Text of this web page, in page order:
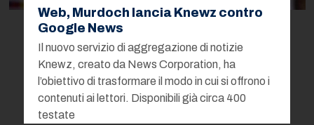
Web, Murdoch lancia Knewz contro
Google News
Il nuovo servizio di aggregazione di notizie
Knewz, creato da News Corporation, ha
l’obiettivo di trasformare il modo in cui si offrono i
contenuti ai lettori. Disponibili già circa 400
testate